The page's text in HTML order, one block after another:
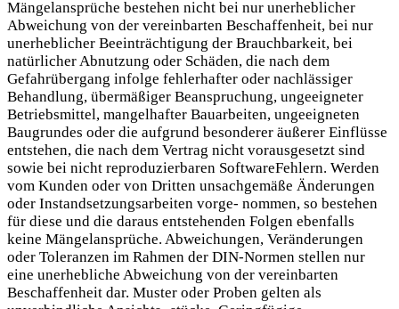
Mängelansprüche bestehen nicht bei nur unerheblicher
Abweichung von der vereinbarten Beschaffenheit, bei nur
unerheblicher Beeinträchtigung der Brauchbarkeit, bei
natürlicher Abnutzung oder Schäden, die nach dem
Gefahrübergang infolge fehlerhafter oder nachlässiger
Behandlung, übermäßiger Beanspruchung, ungeeigneter
Betriebsmittel, mangelhafter Bauarbeiten, ungeeigneten
Baugrundes oder die aufgrund besonderer äußerer Einflüsse
entstehen, die nach dem Vertrag nicht vorausgesetzt sind
sowie bei nicht reproduzierbaren SoftwareFehlern. Werden
vom Kunden oder von Dritten unsachgemäße Änderungen
oder Instandsetzungsarbeiten vorge- nommen, so bestehen
für diese und die daraus entstehenden Folgen ebenfalls
keine Mängelansprüche. Abweichungen, Veränderungen
oder Toleranzen im Rahmen der DIN-Normen stellen nur
eine unerhebliche Abweichung von der vereinbarten
Beschaffenheit dar. Muster oder Proben gelten als